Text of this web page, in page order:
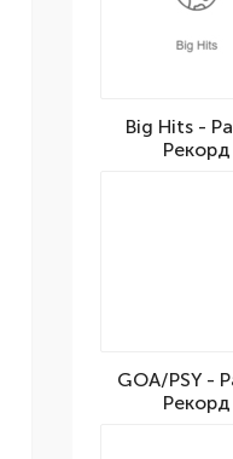
Big Hits -
Рекорд
GOA/PSY -
Рекорд